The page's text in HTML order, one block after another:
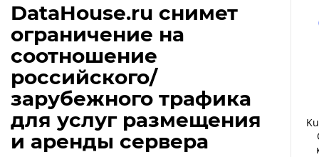
кабинет
О
проекте
CNews
Аналитика
Конференции
DataHouse.ru снимет
ограничение на
соотношение
российского/
зарубежного трафика
для услуг размещения
и аренды сервера